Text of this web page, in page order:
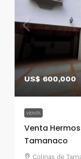
US$ 600,000
VENTA
Venta
Tamanaco
Colinas de